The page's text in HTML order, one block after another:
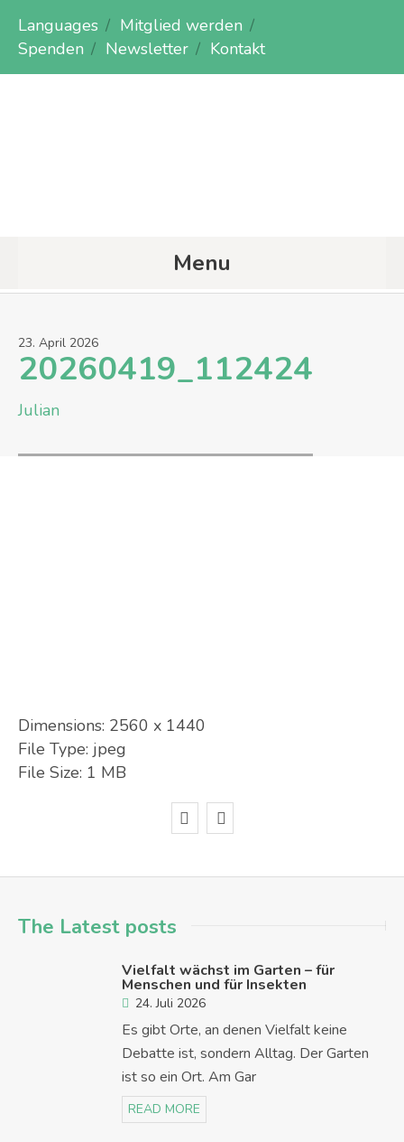
Languages
Mitglied werden
Spenden
Newsletter Kontakt
Menu
23. April 2026
20260419_112424
Julian
Dimensions: 2560 x 1440
File Type: jpeg
File Size: 1 MB
The Latest posts
Vielfalt wächst im Garten – für
Menschen und für Insekten
24. Juli 2026
Es gibt Orte, an denen Vielfalt keine
Debatte ist, sondern Alltag. Der Garten
ist so ein Ort. Am Gar
READ MORE